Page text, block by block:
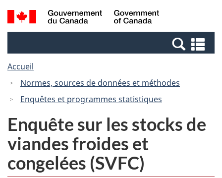
Passer
au
Passer
à
Canada
Recherche
et
et
Accueil
Normes, sources de données et méthodes
Enquêtes et programmes statistiques
Enquête sur les stocks de
viandes froides et
congelées (SVFC)